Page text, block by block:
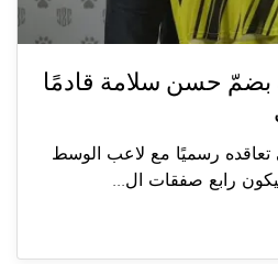
بضمّ حسن سلامة قادمًا
تعاقده رسميًا مع لاعب الوسط
رابع صفقات ال...